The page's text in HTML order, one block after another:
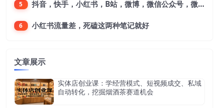
5 抖音，快手，小红书，B站，微博，微信公众号，微信视频号。每一个平台，都是不一样的机会，对应不一样的赚钱思路
6 小红书流量差，死磕这两种笔记就好
文章展示
实体店创业课：学经营模式、短视频成交、私域
自动转化，挖掘烟酒茶赛道机会